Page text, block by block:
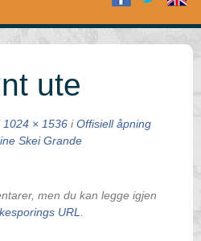
ute
1024 × 1536 i Offisiell åpning
Skei Grande
men du kan legge igjen
URL